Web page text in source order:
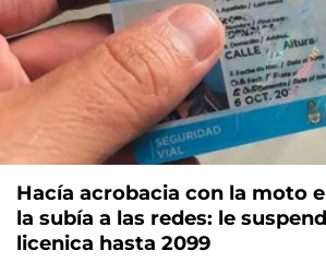
Hacía acrobacia con la moto
la subía a las redes: le
licenica hasta 2099